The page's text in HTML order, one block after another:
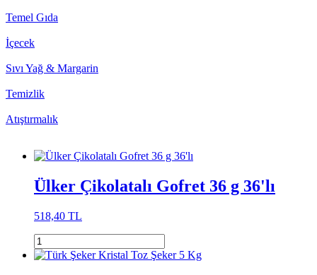
Temel Gıda
İçecek
Sıvı Yağ & Margarin
Temizlik
Atıştırmalık
Ülker Çikolatalı Gofret 36 g 36'lı
518,40 TL